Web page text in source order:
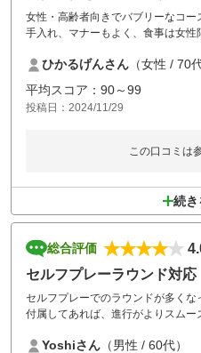
女性・高齢者向きでバブリーなコー
手入れ、マナーもよく、食事は女
食事のデザートと珈琲のタイミング
ひかるげんさん （女性 / 70
平均スコア：90～99
投稿日：2024/11/29
この口コミは
続き
総合評価
セルフプレーラウンド対応
セルフプレーでのラウンドが多く
付属してあれば、進行がよりスムー
Yoshiさん （男性 / 60代）